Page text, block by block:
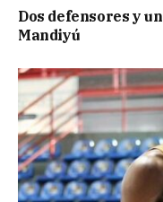
Dos defensores y
Mandiyú